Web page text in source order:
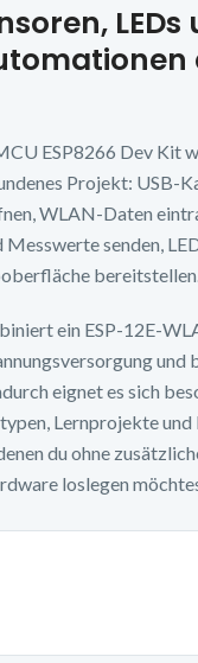
LEDs
ESP8266 Dev Kit
Projekt: USB-
WLAN-Daten
Messwerte senden,
bereitstellen.
ein ESP-12E-
und
eignet es sich
Lernprojekte
du ohne
loslegen